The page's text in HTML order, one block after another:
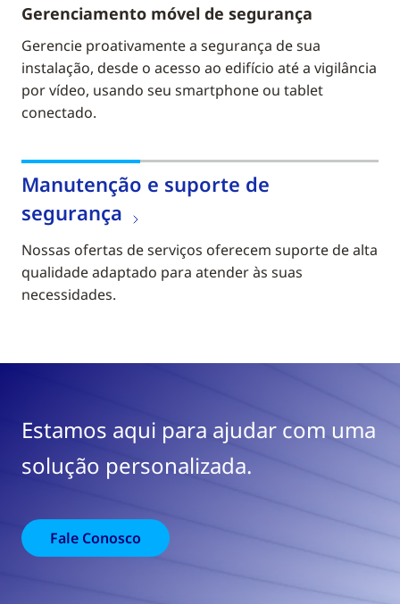
Gerenciamento móvel de segurança
Gerencie proativamente a segurança de sua
instalação, desde o acesso ao edifício até a vigilância
por vídeo, usando seu smartphone ou tablet
conectado.
Manutenção e suporte de
segurança
Nossas ofertas de serviços oferecem suporte de alta
qualidade adaptado para atender às suas
necessidades.
Estamos aqui para ajudar com uma
solução personalizada.
Fale Conosco